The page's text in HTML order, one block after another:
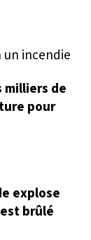
milliers de
pour
explose
brûlé